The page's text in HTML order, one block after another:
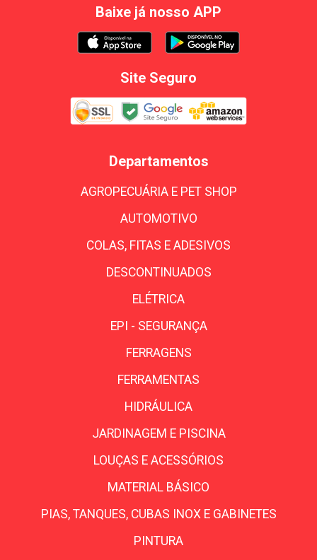
Baixe já nosso APP
Site Seguro
Departamentos
AGROPECUÁRIA E PET SHOP
AUTOMOTIVO
COLAS, FITAS E ADESIVOS
DESCONTINUADOS
ELÉTRICA
EPI - SEGURANÇA
FERRAGENS
FERRAMENTAS
HIDRÁULICA
JARDINAGEM E PISCINA
LOUÇAS E ACESSÓRIOS
MATERIAL BÁSICO
PIAS, TANQUES, CUBAS INOX E GABINETES
PINTURA